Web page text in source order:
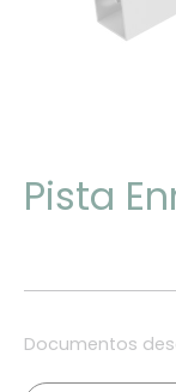
Pista
Documentos